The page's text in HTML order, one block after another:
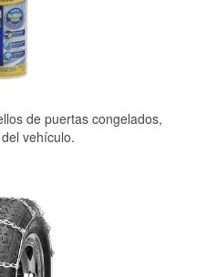
de puertas congelados,
vehículo.